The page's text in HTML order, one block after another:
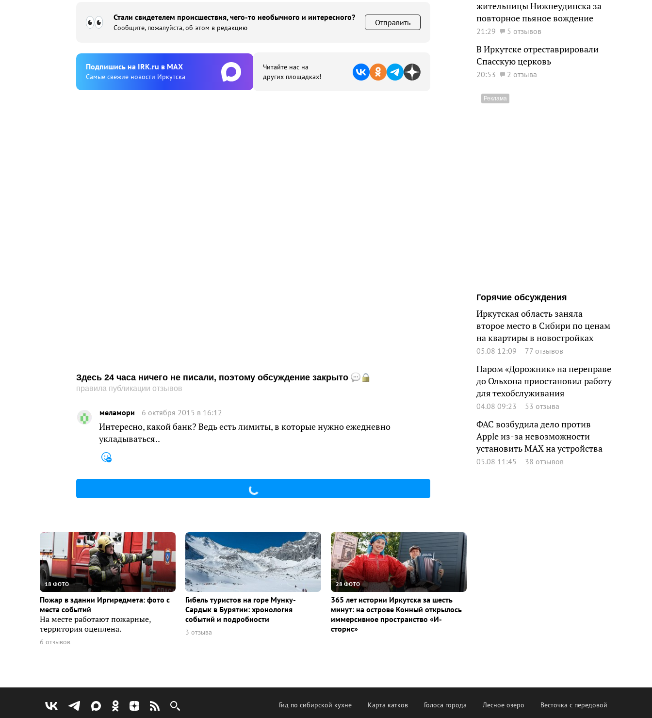
Стали свидетелем происшествия, чего-то необычного и интересного?
Сообщите, пожалуйста, об этом в редакцию
Отправить
Подпишиcь на IRK.ru в MAX
Cамые свежие новости Иркутска
Читайте нас на
других площадках!
Здесь 24 часа ничего не писали, поэтому обсуждение закрыто
правила публикации отзывов
меламори 6 октября 2015 в 16:12
Интересно, какой банк? Ведь есть лимиты, в которые нужно ежедневно
укладываться..
жительницы Нижнеудинска за
повторное пьяное вождение
21:29 5 отзывов
В Иркутске отреставрировали
Спасскую церковь
20:53 2 отзыва
Горячие обсуждения
Иркутская область заняла
второе место в Сибири по ценам
на квартиры в новостройках
05.08 12:09 77 отзывов
Паром «Дорожник» на переправе
до Ольхона приостановил работу
для техобслуживания
04.08 09:23 53 отзыва
ФАС возбудила дело против
Apple из-за невозможности
установить MAX на устройства
05.08 11:45 38 отзывов
18 ФОТО
Пожар в здании Иргиредмета: фото с
места событий
На месте работают пожарные,
территория оцеплена.
6 отзывов
Гибель туристов на горе Мунку-
Сардык в Бурятии: хронология
событий и подробности
3 отзыва
28 ФОТО
365 лет истории Иркутска за шесть
минут: на острове Конный открылось
иммерсивное пространство «И-
сторис»
Гид по сибирской кухне Карта катков Голоса города Лесное озеро Весточка с передовой